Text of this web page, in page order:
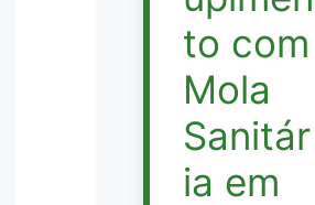
to com
Mola
Sanitár
ia em